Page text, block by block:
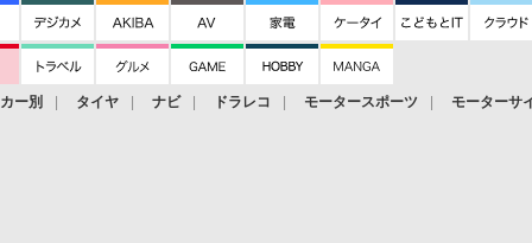
ー別 タイヤ ナビ ドラレコ モータースポーツ モーターサ